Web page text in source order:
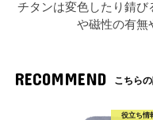
チタンは変色したり錆
や磁性の有無
RECOMMEND こちら
役立ち情